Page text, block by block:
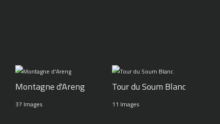
Montagne d'Areng
37 Images
Tour du Soum Blanc
11 Images